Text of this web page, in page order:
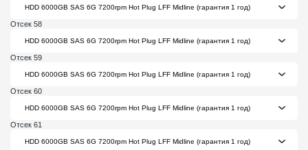
Отсек 58
Отсек 59
Отсек 60
Отсек 61